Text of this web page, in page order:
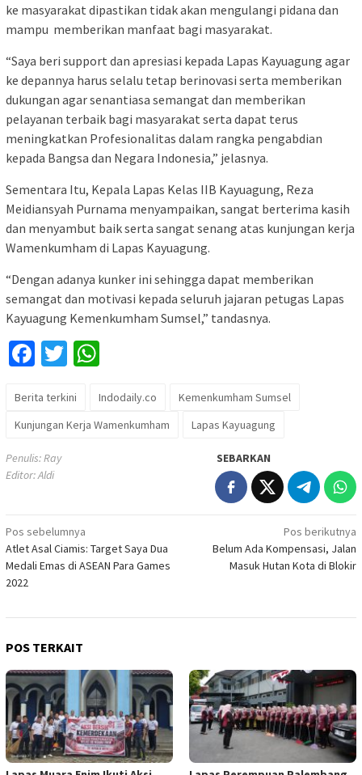
ke masyarakat dipastikan tidak akan mengulangi pidana dan
mampu memberikan manfaat bagi masyarakat.
“Saya beri support dan apresiasi kepada Lapas Kayuagung agar
ke depannya harus selalu tetap berinovasi serta memberikan
dukungan agar senantiasa semangat dan memberikan
pelayanan terbaik bagi masyarakat serta dapat terus
meningkatkan Profesionalitas dalam rangka pengabdian
kepada Bangsa dan Negara Indonesia,” jelasnya.
Sementara Itu, Kepala Lapas Kelas IIB Kayuagung, Reza
Meidiansyah Purnama menyampaikan, sangat berterima kasih
dan menyambut baik serta sangat senang atas kunjungan kerja
Wamenkumham di Lapas Kayuagung.
“Dengan adanya kunker ini sehingga dapat memberikan
semangat dan motivasi kepada seluruh jajaran petugas Lapas
Kayuagung Kemenkumham Sumsel,” tandasnya.
Facebook
Twitter
Berita terkini Indodaily.co
Kemenkumham Sumsel
Kunjungan Kerja Wamenkumham
Lapas Kayuagung
Penulis: Ray
Editor: Aldi
SEBARKAN
Navigasi
pos
Pos sebelumnya
Atlet Asal Ciamis: Target Saya Dua
Medali Emas di ASEAN Para Games
2022
Pos berikutnya
Belum Ada Kompensasi, Jalan
Masuk Hutan Kota di Blokir
POS TERKAIT